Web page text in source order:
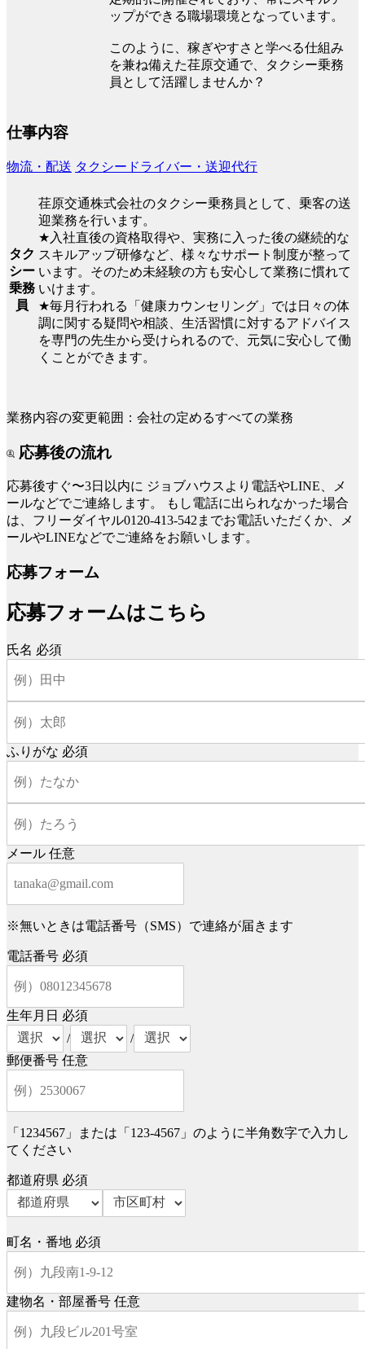
ップができる職場環境となっています。
このように、稼ぎやすさと学べる仕組み
を兼ね備えた荏原交通で、タクシー乗務
員として活躍しませんか？
仕事内容
物流・配送 タクシードライバー・送迎代行
タク
シー
乗務
員
荏原交通株式会社のタクシー乗務員として、乗客の送
迎業務を行います。
★入社直後の資格取得や、実務に入った後の継続的な
スキルアップ研修など、様々なサポート制度が整って
います。そのため未経験の方も安心して業務に慣れて
いけます。
★毎月行われる「健康カウンセリング」では日々の体
調に関する疑問や相談、生活習慣に対するアドバイス
を専門の先生から受けられるので、元気に安心して働
くことができます。
業務内容の変更範囲：会社の定めるすべての業務
応募後の流れ
応募後すぐ〜3日以内に ジョブハウスより電話やLINE、メ
ールなどでご連絡します。
もし電話に出られなかった場合
は、フリーダイヤル0120-413-542までお電話いただくか、メ
ールやLINEなどでご連絡をお願いします。
応募フォーム
応募フォームはこちら
氏名 必須
ふりがな 必須
メール 任意
※無いときは電話番号（SMS）で連絡が届きます
電話番号 必須
生年月日 必須
/
/
郵便番号 任意
「1234567」または「123-4567」のように半角数字で入力し
てください
都道府県 必須
町名・番地 必須
建物名・部屋番号 任意